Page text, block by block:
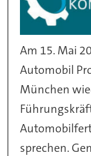
Am 15. Mai
Automobil
München
sprechen.